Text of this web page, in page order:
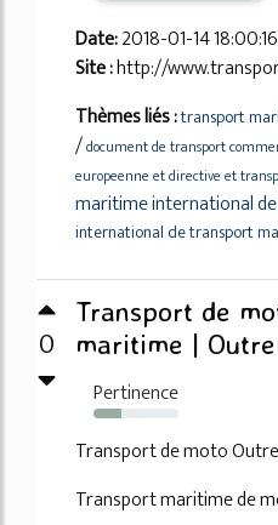
Date:2018-01-14 18:00:16
Site :http://
Thèmes liés :transport
/document de transport
europeenne et directive et
maritime international
international de transport
0
Transport de
maritime |
Pertinence
33%
Transport de moto
Transport maritime de